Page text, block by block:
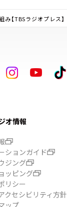
【TBSラジオプレス】
オ情報
ションガイド
ジング
ッピング
リシー
クセシビリティ方針
ップ